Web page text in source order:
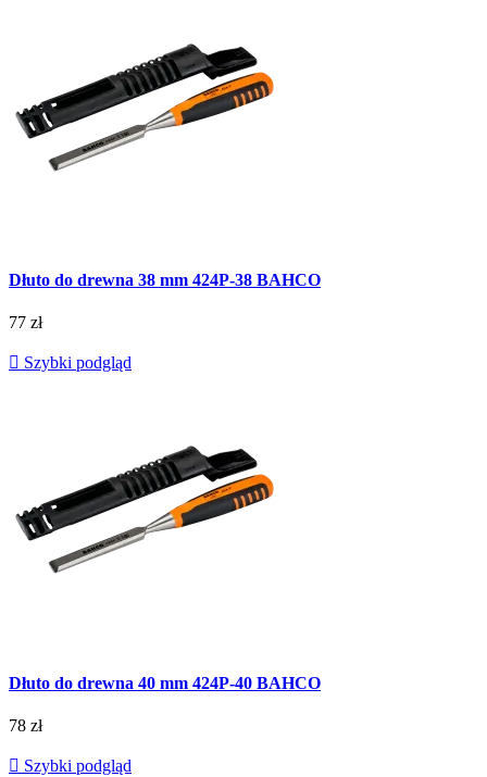
Dłuto do drewna 38 mm 424P-38 BAHCO
77 zł
 Szybki podgląd
Dłuto do drewna 40 mm 424P-40 BAHCO
78 zł
 Szybki podgląd